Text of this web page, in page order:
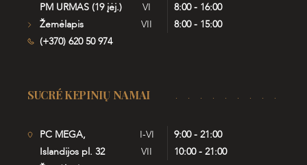
PM URMAS (19 įėj.)
Žemėlapis
(+370) 620 50 974
VI
8:00 - 16:00
VII
8:00 - 15:00
SUCRÉ KEPINIŲ NAMAI
PC MEGA,
Islandijos pl. 32
I-VI
9:00 - 21:00
VII
10:00 - 21:00